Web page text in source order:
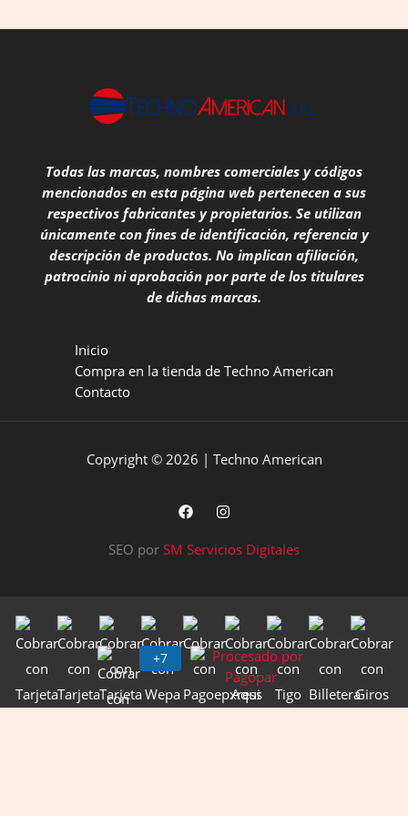
Todas las marcas, nombres comerciales y códigos
mencionados en esta página web pertenecen a sus
respectivos fabricantes y propietarios. Se utilizan
únicamente con fines de identificación, referencia y
descripción de productos. No implican afiliación,
patrocinio ni aprobación por parte de los titulares
de dichas marcas.
Inicio
Compra en la tienda de Techno American
Contacto
Copyright © 2026 | Techno American
SEO por SM Servicios Digitales